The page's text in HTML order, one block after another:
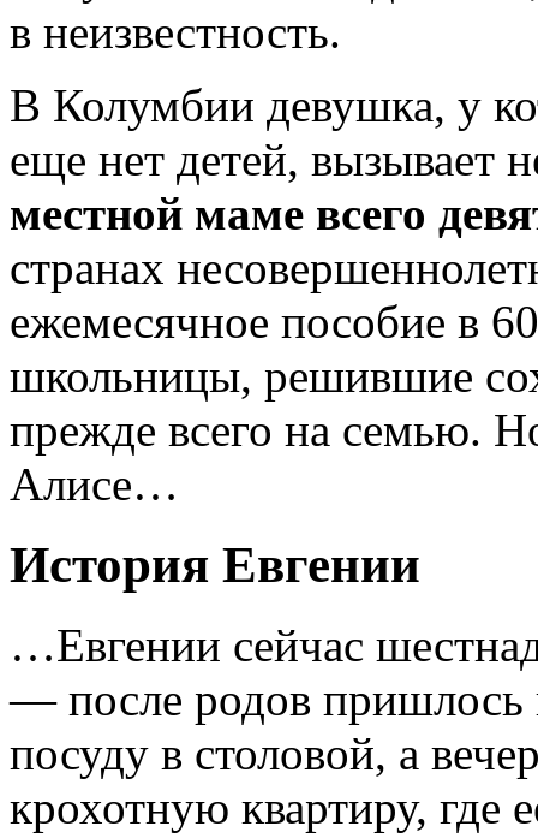
в неизвестность.
В Колумбии девушка, у
еще нет детей, вызывает
местной маме всего
странах
ежемесячное пособие в
школьницы, решившие
прежде всего на семью.
Алисе…
История Евгении
…Евгении сейчас
— после родов пришлось
посуду в столовой, а
крохотную квартиру, где